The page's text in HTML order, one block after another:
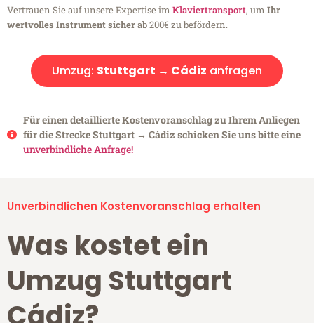
Vertrauen Sie auf unsere Expertise im Klaviertransport, um Ihr
wertvolles Instrument sicherab 200€ zu befördern.
Umzug: Stuttgart → Cádiz anfragen
Für einen detaillierte Kostenvoranschlag zu Ihrem Anliegen
für die Strecke Stuttgart → Cádiz schicken Sie uns bitte eine
unverbindliche Anfrage!
Unverbindlichen Kostenvoranschlag erhalten
Was kostet ein
Umzug Stuttgart